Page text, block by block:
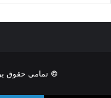
© تمامی حقوق